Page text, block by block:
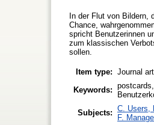
In der Flut von Bildern,
Chance,
spricht Benutzerinnen
zum klassischen
sollen.
Item type: Journal
Keywords:
Subjects: C. Users,
F.